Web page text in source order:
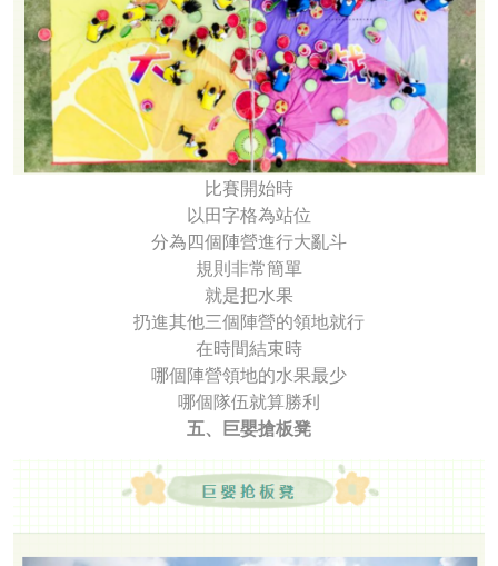
比賽開始時
以田字格為站位
分為四個陣營進行大亂斗
規則非常簡單
就是把水果
扔進其他三個陣營的領地就行
在時間結束時
哪個陣營領地的水果最少
哪個隊伍就算勝利
五、巨嬰搶板凳